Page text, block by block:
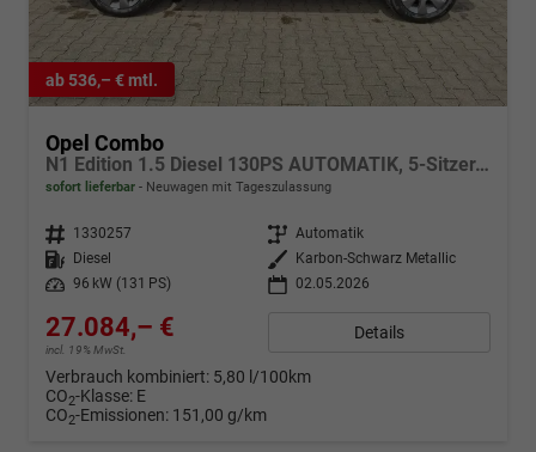
ab 536,– € mtl.
Opel Combo
N1 Edition 1.5 Diesel 130PS AUTOMATIK, 5-Sitzer, Karbon-Schwarz Metallic, NAVI, Parksensoren hinten, Rückfahrkamera, KEYLESS, 2-Zonen-Klimaautomatik, Schiebetüre links/rechts, 16" Alu, Abgedunkelte Scheiben Tempomat, IntelliLux Matrix-Licht
sofort lieferbar Neuwagen mit Tageszulassung
Fahrzeugnr. 1330257 Getriebe Automatik
Kraftstoff
Diesel Außenfarbe
Karbon-Schwarz Metallic
Leistung
96 kW (131 PS) 02.05.2026
27.084,– €
incl. 19% MwSt.
Details
Verbrauch kombiniert: 5,80 l/100km
CO2-Klasse: E
CO2-Emissionen: 151,00 g/km